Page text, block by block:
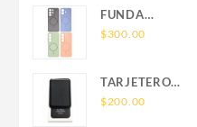
FUNDA
NOVA SAM
SIN SOPORTE
MAGNETICO
$300.00
TARJETERO
SIN SOPORTE
$200.00